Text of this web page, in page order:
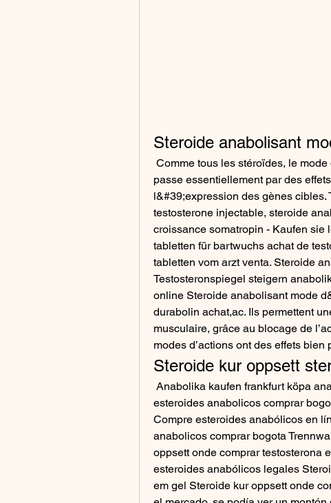
Steroide anabolisant
passe essentiellement par des
l&#39;expression des gènes cibles.
testosterone injectable, steroide
croissance somatropin - Kaufen sie
tabletten für bartwuchs achat de
tabletten vom arzt venta. Steroide
Testosteronspiegel steigern
online Steroide anabolisant mode
durabolin achat,ac. Ils permettent
musculaire, grâce au blocage de
modes d’actions ont des effets bien
Steroide kur oppsett
esteroides anabolicos comprar
Compre esteroides anabólicos en
anabolicos comprar bogota
oppsett onde comprar testosterona
esteroides anabólicos legales
em gel Steroide kur oppsett onde